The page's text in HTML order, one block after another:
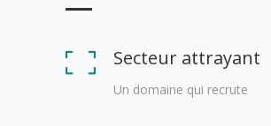
Secteur attrayant
Un domaine qui recrute